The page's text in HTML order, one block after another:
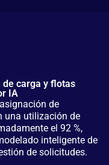
de carga y flotas
IA
de
una utilización de
el 92 %,
inteligente de
de solicitudes.